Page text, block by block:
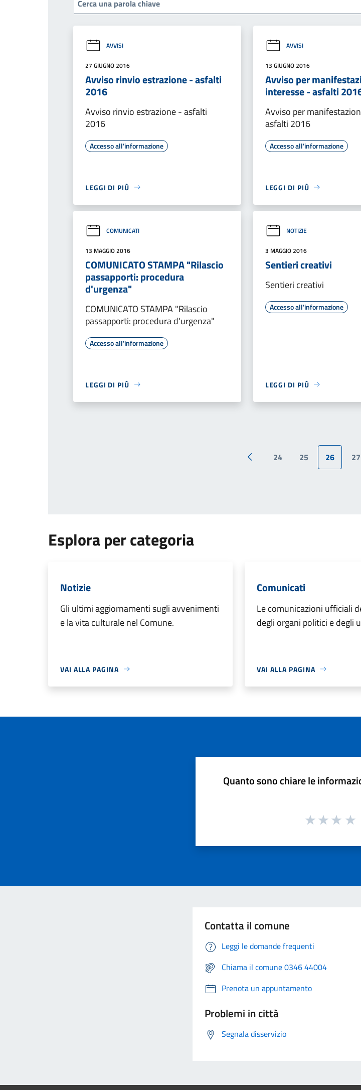
AVVISI
27 GIUGNO 2016
Avviso rinvio estrazione - asfalti
2016
Avviso rinvio estrazione - asfalti
2016
Accesso all'informazione
LEGGI DI PIÙ
AVVISI
13 GIUGNO 2016
Avviso per
interesse - asfalti
Avviso per
asfalti 2016
Accesso all'informazione
LEGGI DI PIÙ
COMUNICATI
13 MAGGIO 2016
COMUNICATO STAMPA "Rilascio
passapporti: procedura
d'urgenza"
COMUNICATO STAMPA "Rilascio
passapporti: procedura d'urgenza"
Accesso all'informazione
LEGGI DI PIÙ
NOTIZIE
3 MAGGIO 2016
Sentieri creativi
Sentieri creativi
Accesso all'informazione
LEGGI DI PIÙ
Pagina precedente
24 25 26 27
Esplora per categoria
Notizie
Gli ultimi aggiornamenti sugli avvenimenti
e la vita culturale nel Comune.
VAI ALLA PAGINA
Comunicati
Le comunicazioni ufficiali
degli organi politici e degli
VAI ALLA PAGINA
Quanto sono chiare le
Contatta il comune
Leggi le domande frequenti
Chiama il comune 0346 44004
Prenota un appuntamento
Problemi in città
Segnala disservizio